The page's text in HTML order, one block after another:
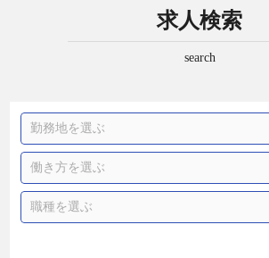
求人検索
search
勤務地を選ぶ
働き方を選ぶ
職種を選ぶ